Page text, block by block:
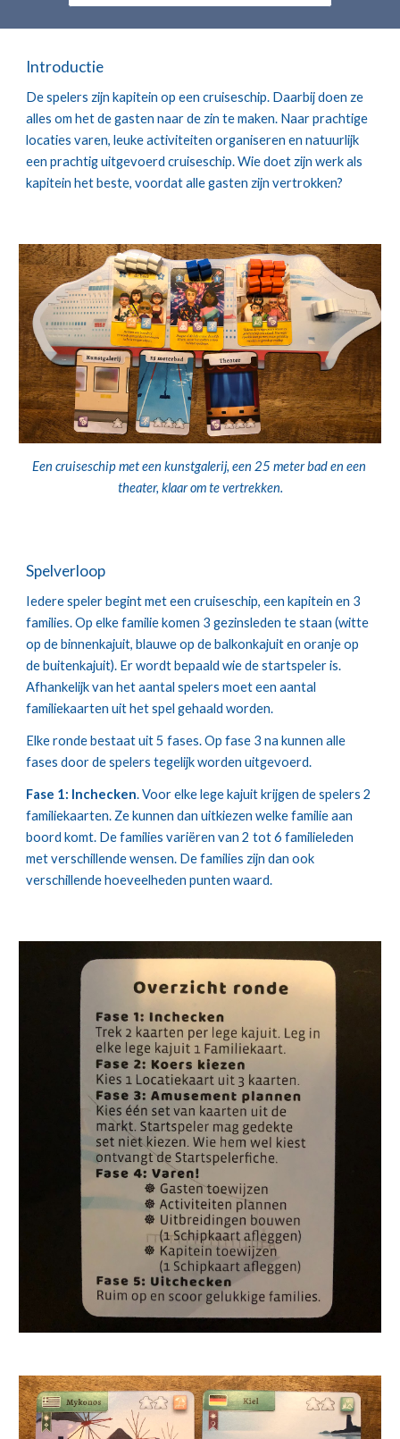
Introductie
De spelers zijn kapitein op een cruiseschip. Daarbij doen ze
alles om het de gasten naar de zin te maken. Naar prachtige
locaties varen, leuke activiteiten organiseren en natuurlijk
een prachtig uitgevoerd cruiseschip. Wie doet zijn werk als
kapitein het beste, voordat alle gasten zijn vertrokken?
Een cruiseschip met een kunstgalerij, een 25 meter bad en een
theater, klaar om te vertrekken.
Spelverloop
Iedere speler begint met een cruiseschip, een kapitein en 3
families. Op elke familie komen 3 gezinsleden te staan (witte
op de binnenkajuit, blauwe op de balkonkajuit en oranje op
de buitenkajuit). Er wordt bepaald wie de startspeler is.
Afhankelijk van het aantal spelers moet een aantal
familiekaarten uit het spel gehaald worden.
Elke ronde bestaat uit 5 fases. Op fase 3 na kunnen alle
fases door de spelers tegelijk worden uitgevoerd.
Fase 1: Inchecken. Voor elke lege kajuit krijgen de spelers 2
familiekaarten. Ze kunnen dan uitkiezen welke familie aan
boord komt. De families variëren van 2 tot 6 familieleden
met verschillende wensen. De families zijn dan ook
verschillende hoeveelheden punten waard.